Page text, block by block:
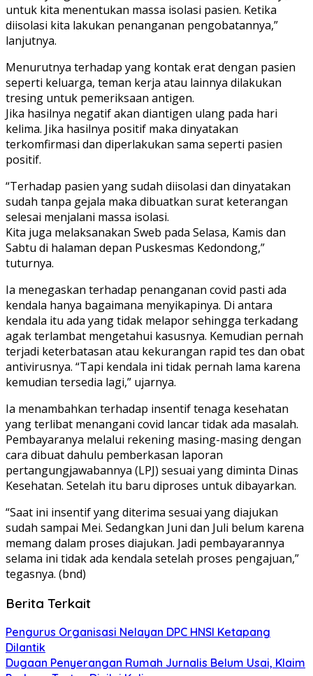
untuk kita menentukan massa isolasi pasien. Ketika
diisolasi kita lakukan penanganan pengobatannya,”
lanjutnya.
Menurutnya terhadap yang kontak erat dengan pasien
seperti keluarga, teman kerja atau lainnya dilakukan
tresing untuk pemeriksaan antigen.
Jika hasilnya negatif akan diantigen ulang pada hari
kelima. Jika hasilnya positif maka dinyatakan
terkomfirmasi dan diperlakukan sama seperti pasien
positif.
“Terhadap pasien yang sudah diisolasi dan dinyatakan
sudah tanpa gejala maka dibuatkan surat keterangan
selesai menjalani massa isolasi.
Kita juga melaksanakan Sweb pada Selasa, Kamis dan
Sabtu di halaman depan Puskesmas Kedondong,”
tuturnya.
Ia menegaskan terhadap penanganan covid pasti ada
kendala hanya bagaimana menyikapinya. Di antara
kendala itu ada yang tidak melapor sehingga terkadang
agak terlambat mengetahui kasusnya. Kemudian pernah
terjadi keterbatasan atau kekurangan rapid tes dan obat
antivirusnya. “Tapi kendala ini tidak pernah lama karena
kemudian tersedia lagi,” ujarnya.
Ia menambahkan terhadap insentif tenaga kesehatan
yang terlibat menangani covid lancar tidak ada masalah.
Pembayaranya melalui rekening masing-masing dengan
cara dibuat dahulu pemberkasan laporan
pertangungjawabannya (LPJ) sesuai yang diminta Dinas
Kesehatan. Setelah itu baru diproses untuk dibayarkan.
“Saat ini insentif yang diterima sesuai yang diajukan
sudah sampai Mei. Sedangkan Juni dan Juli belum karena
memang dalam proses diajukan. Jadi pembayarannya
selama ini tidak ada kendala setelah proses pengajuan,”
tegasnya. (bnd)
Berita Terkait
Pengurus Organisasi Nelayan DPC HNSI Ketapang
Dilantik
Dugaan Penyerangan Rumah Jurnalis Belum Usai, Klaim